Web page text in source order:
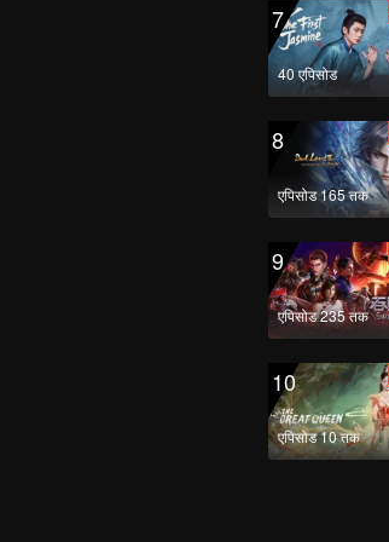
7
40 एपिसोड
8
एपिसोड 165 तक
9
एपिसोड 235 तक
10
एपिसोड 10 तक